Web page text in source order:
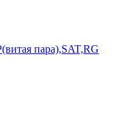
пара),SAT,RG